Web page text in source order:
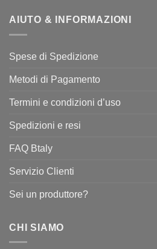
AIUTO & INFORMAZIONI
Spese di Spedizione
Metodi di Pagamento
Termini e condizioni d’uso
Spedizioni e resi
FAQ Btaly
Servizio Clienti
Sei un produttore?
CHI SIAMO